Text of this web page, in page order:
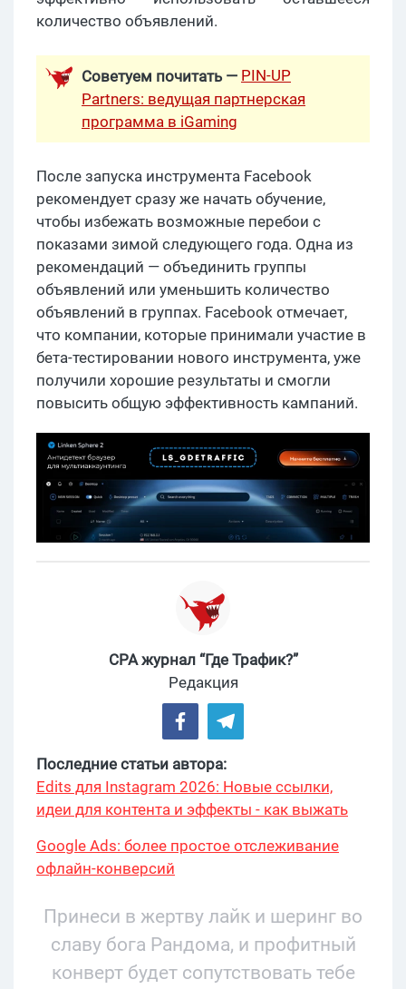
количество объявлений.
Советуем почитать — PIN-UP
Partners: ведущая партнерская
программа в iGaming
После запуска инструмента Facebook
рекомендует сразу же начать обучение,
чтобы избежать возможные перебои с
показами зимой следующего года. Одна из
рекомендаций — объединить группы
объявлений или уменьшить количество
объявлений в группах. Facebook отмечает,
что компании, которые принимали участие в
бета-тестировании нового инструмента, уже
получили хорошие результаты и смогли
повысить общую эффективность кампаний.
CPA журнал “Где Трафик?”
Редакция
Последние статьи автора:
Edits для Instagram 2026: Новые ссылки,
идеи для контента и эффекты - как выжать
Google Ads: более простое отслеживание
офлайн-конверсий
Принеси в жертву лайк и шеринг во
славу бога Рандома, и профитный
конверт будет сопутствовать тебе